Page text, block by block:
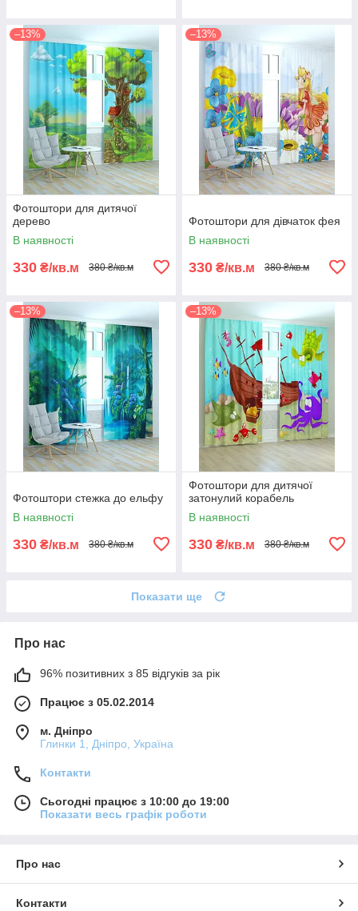
–13%
Фотоштори для дитячої
дерево
В наявності
330 ₴/кв.м 380 ₴/кв.м
–13%
Фотоштори для дівчаток фея
В наявності
330 ₴/кв.м 380 ₴/кв.м
–13%
Фотоштори стежка до ельфу
В наявності
330 ₴/кв.м 380 ₴/кв.м
–13%
Фотоштори для дитячої
затонулий корабель
В наявності
330 ₴/кв.м 380 ₴/кв.м
Показати ще
Про нас
96% позитивних з 85 відгуків за рік
Працює з 05.02.2014
м. Дніпро
Глинки 1, Дніпро, Україна
Контакти
Сьогодні працює з 10:00 до 19:00
Показати весь графік роботи
Про нас
Контакти